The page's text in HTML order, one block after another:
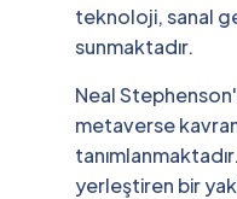
teknoloji, sanal
sunmaktadır.
Neal
metaverse
yerleştiren bir